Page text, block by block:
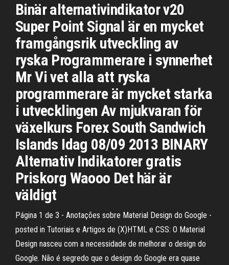
Binär alternativindikator v20
Super Point Signal är en mycket
framgångsrik utveckling av
ryska Programmerare i synnerhet
Mr Vi vet alla att ryska
programmerare är mycket starka
i utvecklingen Av mjukvaran för
växelkurs Forex South Sandwich
Islands Idag 08/09 2013 BINARY
Alternativ Indikatorer gratis
Priskorg Waooo Det här är
väldigt
Página 1 de 3 - Anotações sobre Material Design do Google -
posted in Tutoriais e Artigos de (X)HTML e CSS: O Material
Design nasceu com a necessidade de melhorar o design do
Google. Não é segredo que o design do Google era quase